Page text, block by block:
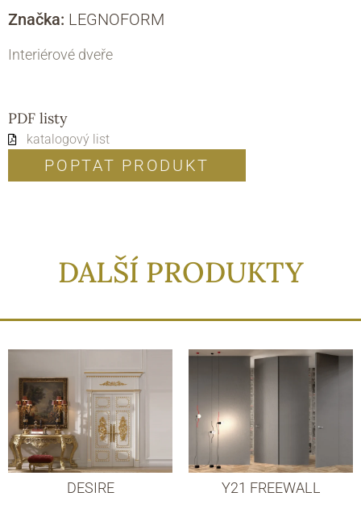
Značka: LEGNOFORM
Interiérové dveře
PDF listy
katalogový list
POPTAT PRODUKT
DALŠÍ PRODUKTY
DESIRE Y21 FREEWALL